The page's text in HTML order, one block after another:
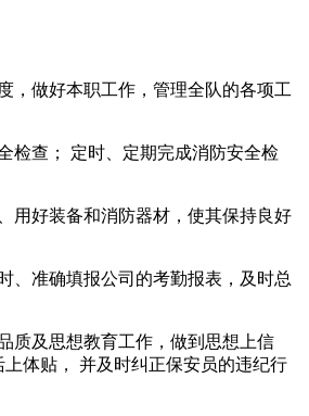
，做好本职工作，管理全队的各项工
检查； 定时、定期完成消防安全检
用好装备和消防器材，使其保持良好
、准确填报公司的考勤报表，及时总
质及思想教育工作，做到思想上信
体贴， 并及时纠正保安员的违纪行